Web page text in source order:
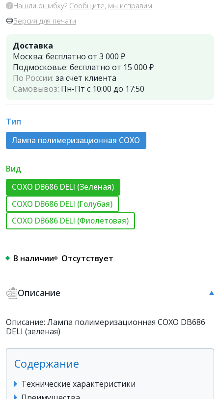
Нашли ошибку? Сообщите, мы исправим
Версия для печати
Доставка
Москва: бесплатно от 3 000 ₽
Подмосковье: бесплатно от 15 000 ₽
По России: за счет клиента
Самовывоз: Пн-Пт с 10:00 до 17:50
Тип
Лампа полимеризационная COXO
Вид
COXO DB686 DELI (Зеленая)
COXO DB686 DELI (Голубая)
COXO DB686 DELI (Фиолетовая)
В наличии Отсутствует
Описание
Описание: Лампа полимеризационная COXO DB686
DELI (зеленая)
Содержание
Технические характеристики